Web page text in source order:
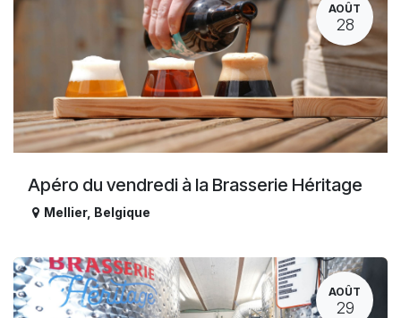
AOÛT
28
Apéro du vendredi à la Brasserie Héritage
Mellier, Belgique
AOÛT
29